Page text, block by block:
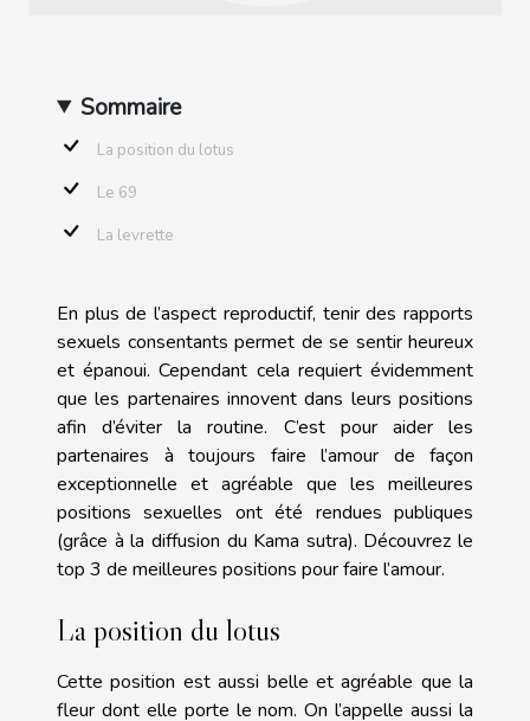
Sommaire
La position du lotus
Le 69
La levrette
En plus de l’aspect reproductif, tenir des rapports
sexuels consentants permet de se sentir heureux
et épanoui. Cependant cela requiert évidemment
que les partenaires innovent dans leurs positions
afin d’éviter la routine. C’est pour aider les
partenaires à toujours faire l’amour de façon
exceptionnelle et agréable que les meilleures
positions sexuelles ont été rendues publiques
(grâce à la diffusion du Kama sutra). Découvrez le
top 3 de meilleures positions pour faire l’amour.
La position du lotus
Cette position est aussi belle et agréable que la
fleur dont elle porte le nom. On l’appelle aussi la